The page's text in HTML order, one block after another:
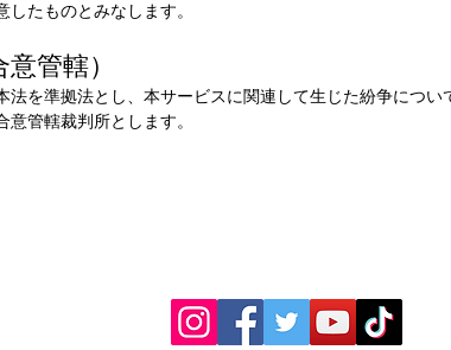
たものとみなします。
管轄）
法を準拠法とし、本サービスに関連して生じた紛争につ
管轄裁判所とします。